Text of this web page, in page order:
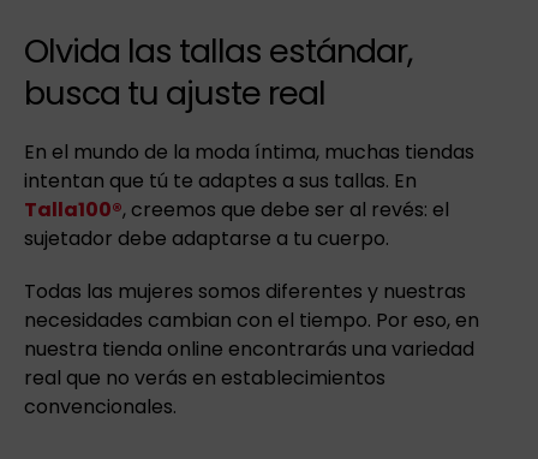
Olvida las tallas estándar,
busca tu ajuste real
En el mundo de la moda íntima, muchas tiendas
intentan que tú te adaptes a sus tallas. En
Talla100®, creemos que debe ser al revés: el
sujetador debe adaptarse a tu cuerpo.
Todas las mujeres somos diferentes y nuestras
necesidades cambian con el tiempo. Por eso, en
nuestra tienda online encontrarás una variedad
real que no verás en establecimientos
convencionales.